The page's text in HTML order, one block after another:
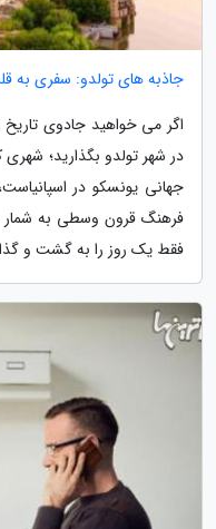
جاذبه های تولدو: سفری به
اگر می خواهید جادوی
در شهر تولدو بگذارید؛ شهری
جهانی یونسکو در
فرهنگ قرون وسطی به شمار
فقط یک روز را به گشت و